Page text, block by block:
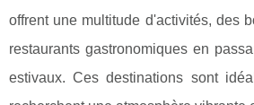
offrent une multitude d'activités, des
restaurants gastronomiques en
estivaux. Ces destinations sont